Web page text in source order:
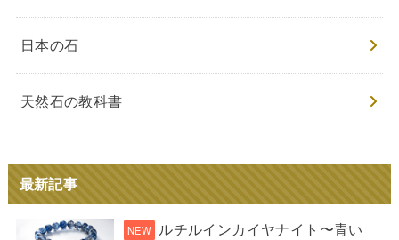
日本の石
天然石の教科書
最新記事
ルチルインカイヤナイト〜青い